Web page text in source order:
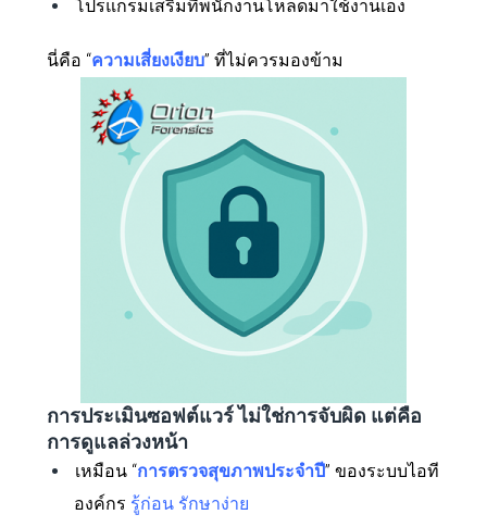
โปรแกรมเสริมที่พนักงานโหลดมาใช้งานเอง
นี่คือ “ความเสี่ยงเงียบ” ที่ไม่ควรมองข้าม
การประเมินซอฟต์แวร์ ไม่ใช่การจับผิด แต่คือ
การดูแลล่วงหน้า
เหมือน “การตรวจสุขภาพประจำปี” ของระบบไอที
องค์กร รู้ก่อน รักษาง่าย